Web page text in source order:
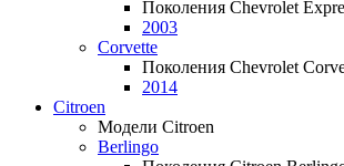
Поколения Chevrolet
2003
Corvette
Поколения Chevrolet
2014
Citroen
Модели Citroen
Berlingo